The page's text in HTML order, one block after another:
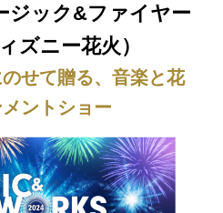
ジック&ファイヤー
ズニー花火）
せて贈る、音楽と花
ントショー